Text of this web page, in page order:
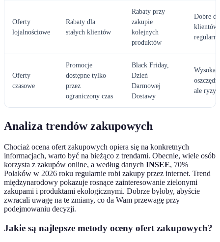
Oferty
lojalnościowe
Rabaty dla
stałych klientów
Rabaty przy
zakupie
kolejnych
produktów
Dobre
klientów
Oferty
czasowe
Promocje
dostępne tylko
przez
ograniczony czas
Black Friday,
Dzień
Darmowej
Dostawy
Wysoka
ale
Analiza trendów zakupowych
Chociaż ocena ofert zakupowych opiera się na konkretnych
informacjach, warto być na bieżąco z trendami. Obecnie, wiele osób
korzysta z zakupów online, a według danych INSEE, 70%
Polaków w 2026 roku regularnie robi zakupy przez internet. Trend
międzynarodowy pokazuje rosnące zainteresowanie zielonymi
zakupami i produktami ekologicznymi. Dobrze byłoby, abyście
zwracali uwagę na te zmiany, co da Wam przewagę przy
podejmowaniu decyzji.
Jakie są najlepsze metody oceny ofert zakupowych?